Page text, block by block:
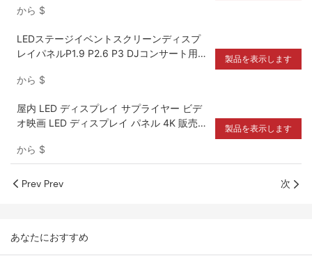
から $
LEDステージイベントスクリーンディスプ
レイパネルP1.9 P2.6 P3 DJコンサート用の
から $
製品を表示します
屋内 LED ディスプレイ サプライヤー ビデ
オ映画 LED ディスプレイ パネル 4K 販売の
から $
製品を表示します
Prev Prev 次
あなたにおすすめ